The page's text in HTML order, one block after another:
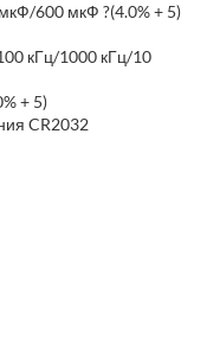
600 мкФ ?(4.0% + 5)
кГц/1000 кГц/10
+ 5)
CR2032